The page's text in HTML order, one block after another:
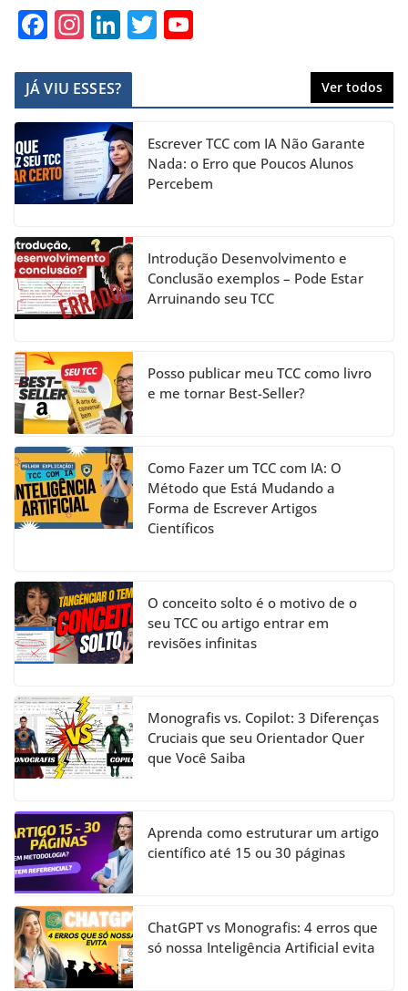
F
c
e
b
o
o
k
In
a
gr
a
m
Li
k
e
dI
n
T
er T
u
b
e
h
a
n
el
JÁ VIU ESSES? Ver todos
Escrever TCC com IA Não Garante
Nada: o Erro que Poucos Alunos
Percebem
Introdução Desenvolvimento e
Conclusão exemplos – Pode Estar
Arruinando seu TCC
Posso publicar meu TCC como livro
e me tornar Best-Seller?
Como Fazer um TCC com IA: O
Método que Está Mudando a
Forma de Escrever Artigos
Científicos
O conceito solto é o motivo de o
seu TCC ou artigo entrar em
revisões infinitas
Monografis vs. Copilot: 3 Diferenças
Cruciais que seu Orientador Quer
que Você Saiba
Aprenda como estruturar um artigo
científico até 15 ou 30 páginas
ChatGPT vs Monografis: 4 erros que
só nossa Inteligência Artificial evita